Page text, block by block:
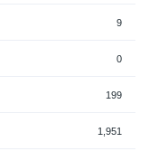
9
0
199
1,951